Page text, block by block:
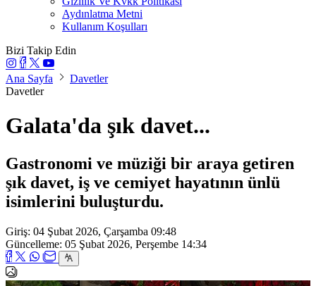
Aydınlatma Metni
Kullanım Koşulları
Bizi Takip Edin
Ana Sayfa
Davetler
Davetler
Galata'da şık davet...
Gastronomi ve müziği bir araya getiren
şık davet, iş ve cemiyet hayatının ünlü
isimlerini buluşturdu.
Giriş: 04 Şubat 2026, Çarşamba 09:48
Güncelleme: 05 Şubat 2026, Perşembe 14:34